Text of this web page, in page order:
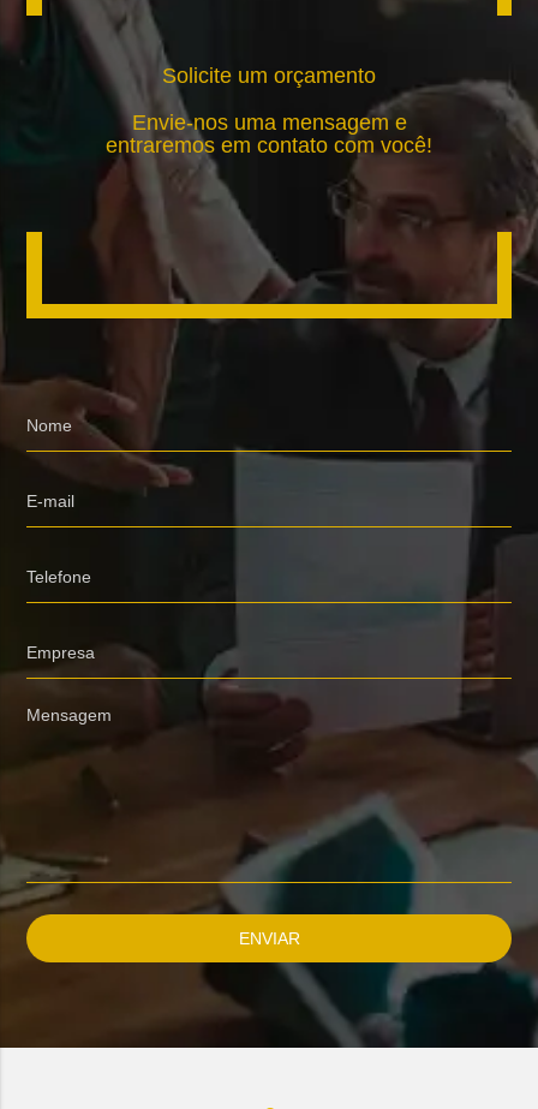
Solicite um orçamento
Envie-nos uma mensagem e
entraremos em contato com você!